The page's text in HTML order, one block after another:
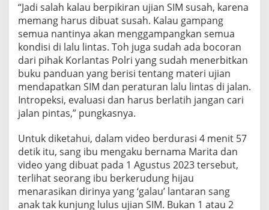
I
n
s
a
n
!
n
t
r
s
p
e
k
s
i
D
“Jadi salah kalau berpikiran ujian SIM susah, karena
memang harus dibuat susah. Kalau gampang
semua nantinya akan menggampangkan semua
kondisi di lalu lintas. Toh juga sudah ada bocoran
dari pihak Korlantas Polri yang sudah menerbitkan
buku panduan yang berisi tentang materi ujian
mendapatkan SIM dan peraturan lalu lintas di jalan.
Intropeksi, evaluasi dan harus berlatih jangan cari
jalan pintas,” pungkasnya.
Untuk diketahui, dalam video berdurasi 4 menit 57
detik itu, sang ibu mengaku bernama Marita dan
video yang dibuat pada 1 Agustus 2023 tersebut,
terlihat seorang ibu berkerudung hijau
menarasikan dirinya yang ‘galau’ lantaran sang
anak tak kunjung lulus ujian SIM. Bukan 1 atau 2